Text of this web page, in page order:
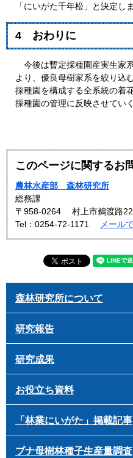
「にいがた千年松」と決定し
4 おわりに
今後は暫定採種園産実生家
より、優良母樹家系を絞り込
採種園を構成する全系統の着
採種園の管理に反映させてい
このページに関するお
農林水産部 森林研究所
総務課
〒958-0264
村上市鵜渡路
Tel：0254-72-1171
メール
森林研究所について
研究報告
研究成果
お役立ち資料
「林業にいがた」掲載記事
ブナ母樹林種子生産量調査